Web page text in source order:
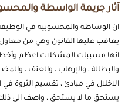
آثار جريمة الواسطة
ان الوساطة والمحسوبية في الوظيفة
يعاقب عليها القانون وهي من
انها مسببات المشكلات اعظم
والبطالة ، والإرهاب ، والعنف ،
الاخلال في مبادئ ، تقسيم الثروة
يستحق ما لا يستحق ، واصف الى